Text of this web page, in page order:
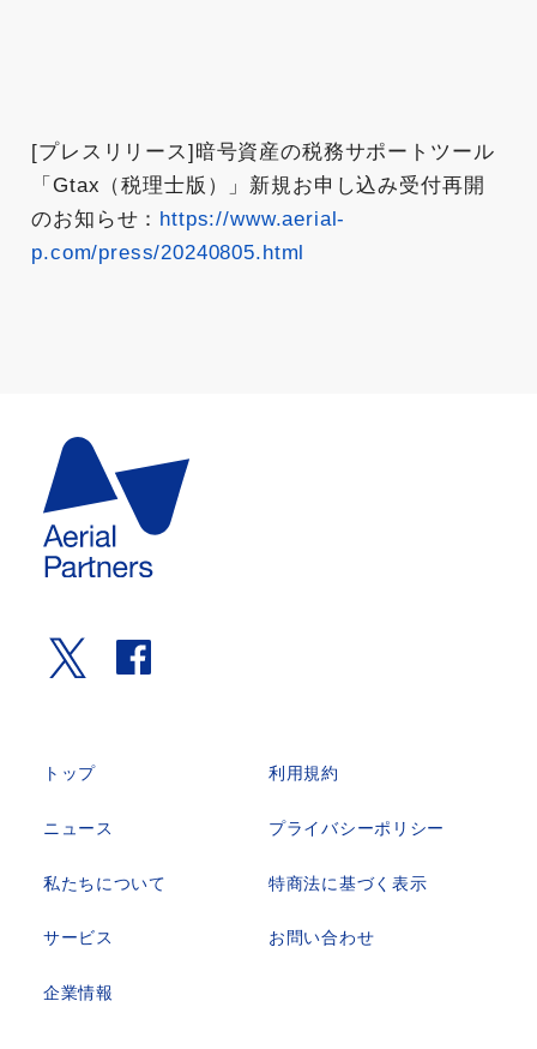
[プレスリリース]暗号資産の税務サポートツール
「Gtax（税理士版）」新規お申し込み受付再開
のお知らせ： https://www.aerial-
p.com/press/20240805.html
トップ
ニュース
私たちについて
サービス
企業情報
利用規約
プライバシーポリシー
特商法に基づく表示
お問い合わせ